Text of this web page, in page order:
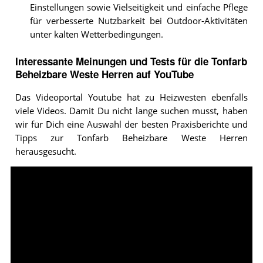
Einstellungen sowie Vielseitigkeit und einfache Pflege
für verbesserte Nutzbarkeit bei Outdoor-Aktivitäten
unter kalten Wetterbedingungen.
Interessante Meinungen und Tests für die Tonfarb
Beheizbare Weste Herren auf YouTube
Das Videoportal Youtube hat zu Heizwesten ebenfalls
viele Videos. Damit Du nicht lange suchen musst, haben
wir für Dich eine Auswahl der besten Praxisberichte und
Tipps zur Tonfarb Beheizbare Weste Herren
herausgesucht.